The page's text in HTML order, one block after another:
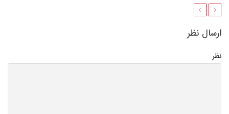
ارسال نظر
نظر